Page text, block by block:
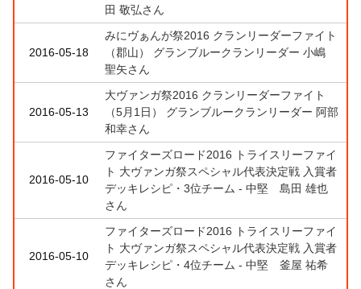
田 敬弘さん
2016-05-18
みにヴぁんが祭2016 クランリーダーファイト
（郡山） グランブルークランリーダー 小嶋
聖矢さん
2016-05-13
大ヴァンガ祭2016 クランリーダーファイト
（5月1日） グランブルークランリーダー 阿部
和幸さん
2016-05-10
ファイターズロード2016 トライスリーファイ
ト 大ヴァンガ祭スペシャル代表決定戦 入賞者
デッキレシピ・3位チーム - 中堅 島田 雄也
さん
2016-05-10
ファイターズロード2016 トライスリーファイ
ト 大ヴァンガ祭スペシャル代表決定戦 入賞者
デッキレシピ・4位チーム - 中堅 釜屋 祐希
さん